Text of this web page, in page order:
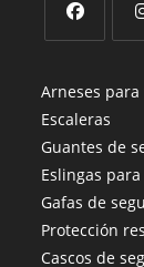
nueva
pestaña
una
Arneses
Escaleras
Guantes de
Eslingas
Gafas de
Protección
Cascos de